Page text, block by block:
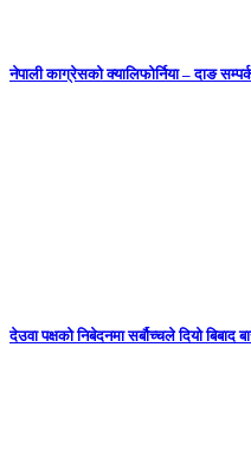
नेपाली काग्रेसको क्यालिफोर्निया – दाङ
देउवा पक्षको निबेदनमा सर्बौच्चले दियो बिबाद